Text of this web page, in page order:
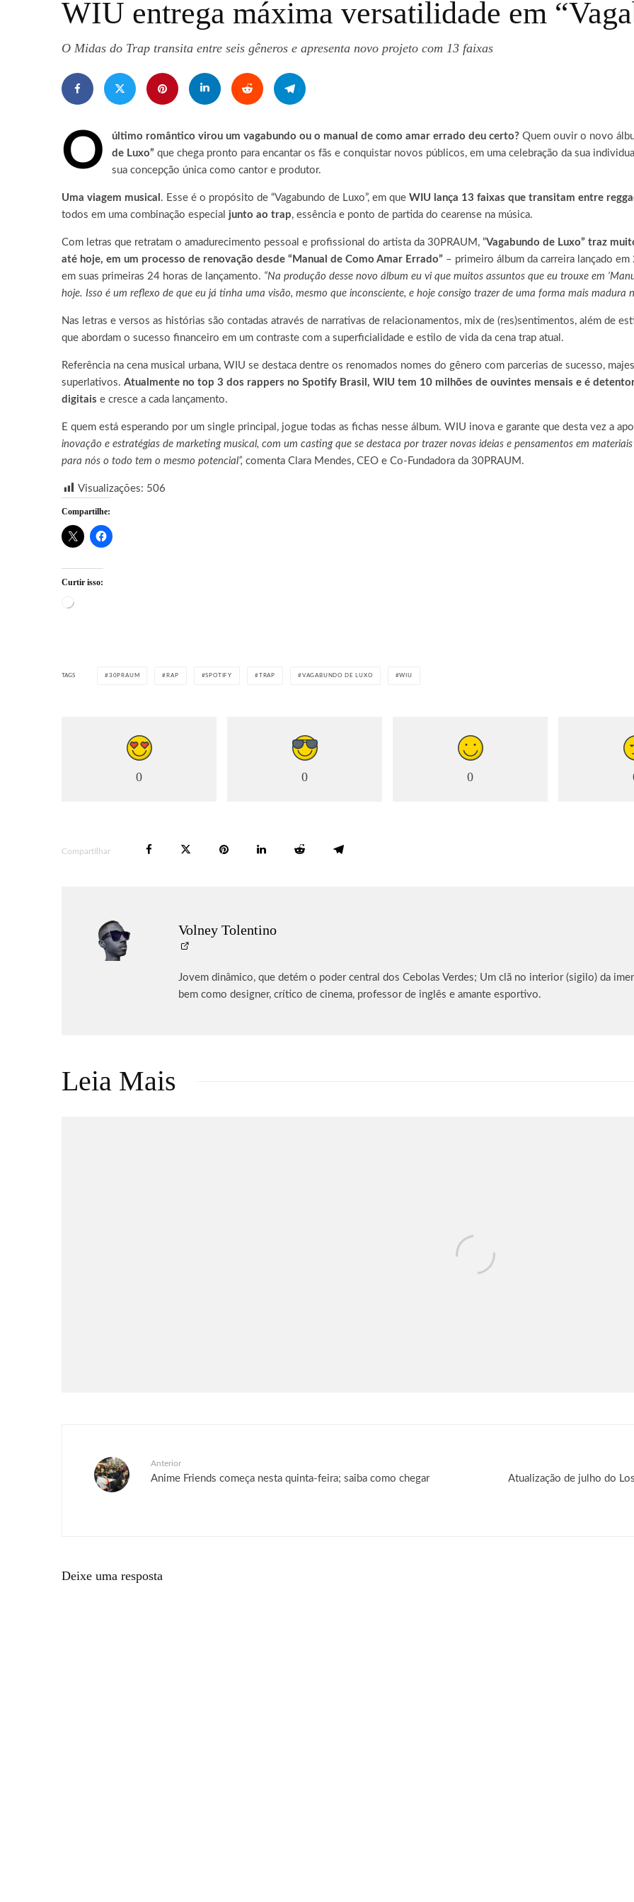
WIU entrega máxima versatilidade em
O Midas do Trap transita entre seis gêneros e apresenta novo projeto com 13 faixas
O último romântico virou um vagabundo ou o manual de como amar errado deu certo? Quem ouvir o novo
de Luxo” que chega pronto para encantar os fãs e conquistar novos públicos, em uma celebração da sua
sua concepção única como cantor e produtor.
Uma viagem musical . Esse é o propósito de “Vagabundo de Luxo”, em que WIU lança 13 faixas que transitam entre
todos em uma combinação especial junto ao trap, essência e ponto de partida do cearense na música.
Com letras que retratam o amadurecimento pessoal e profissional do artista da 30PRAUM, “Vagabundo de Luxo” traz
até hoje, em um processo de renovação desde “Manual de Como Amar Errado” – primeiro álbum da carreira lançado
em suas primeiras 24 horas de lançamento. “Na produção desse novo álbum eu vi que muitos assuntos que eu trouxe em
hoje. Isso é um reflexo de que eu já tinha uma visão, mesmo que inconsciente, e hoje consigo trazer de uma forma mais madura
Nas letras e versos as histórias são contadas através de narrativas de relacionamentos, mix de (res)sentimentos, além de
que abordam o sucesso financeiro em um contraste com a superficialidade e estilo de vida da cena trap atual.
Referência na cena musical urbana, WIU se destaca dentre os renomados nomes do gênero com parcerias de sucesso,
superlativos. Atualmente no top 3 dos rappers no Spotify Brasil, WIU tem 10 milhões de ouvintes mensais e é
digitais e cresce a cada lançamento.
E quem está esperando por um single principal, jogue todas as fichas nesse álbum. WIU inova e garante que desta vez a
inovação e estratégias de marketing musical, com um casting que se destaca por trazer novas ideias e pensamentos em
para nós o todo tem o mesmo potencial”, comenta Clara Mendes, CEO e Co-Fundadora da 30PRAUM.
Visualizações: 506
Compartilhe:
Curtir isso:
Carregando...
TAGS 30PRAUM RAP SPOTIFY TRAP VAGABUNDO DE LUXO WIU
0 0 0
Compartilhar
Volney Tolentino
Jovem dinâmico, que detém o poder central dos Cebolas Verdes; Um clã no interior (sigilo) da
bem como designer, crítico de cinema, professor de inglês e amante esportivo.
Leia Mais
Anterior
Anime Friends começa nesta quinta-feira; saiba como chegar Atualização de julho do
Deixe uma resposta